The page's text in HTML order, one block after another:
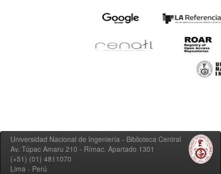
Universidad Nacional de Ingeniería - Biblioteca Central
Av. Túpac Amaru 210 - Rímac. Apartado 1301
(+51) (01) 4811070
Lima - Perú